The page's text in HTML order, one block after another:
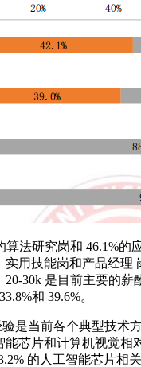
法研究岗和 46.1%的
实用技能岗和产品经理
20-30k 是目前主要的薪
和 39.6%。
当前各个典型技术
能芯片和计算机视觉相
的人工智能芯片相